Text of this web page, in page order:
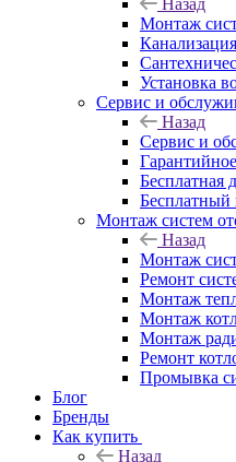
Назад
Монтаж
Канализация
Установка
Сервис и
Назад
Сервис и
Бесплатная
Бесплатный
Монтаж систем
Назад
Монтаж
Ремонт
Монтаж
Монтаж
Монтаж
Ремонт
Промывка
Блог
Бренды
Как купить
Назад